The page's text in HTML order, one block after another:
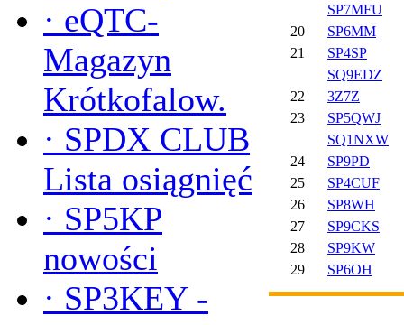
· eQTC-
Magazyn
Krótkofalow.
· SPDX CLUB
Lista osiągnięć
· SP5KP
nowości
· SP3KEY -
SP7MFU
20
SP6MM
21
SP4SP
SQ9EDZ
22
3Z7Z
23
SP5QWJ
SQ1NXW
24
SP9PD
25
SP4CUF
26
SP8WH
27
SP9CKS
28
SP9KW
29
SP6OH